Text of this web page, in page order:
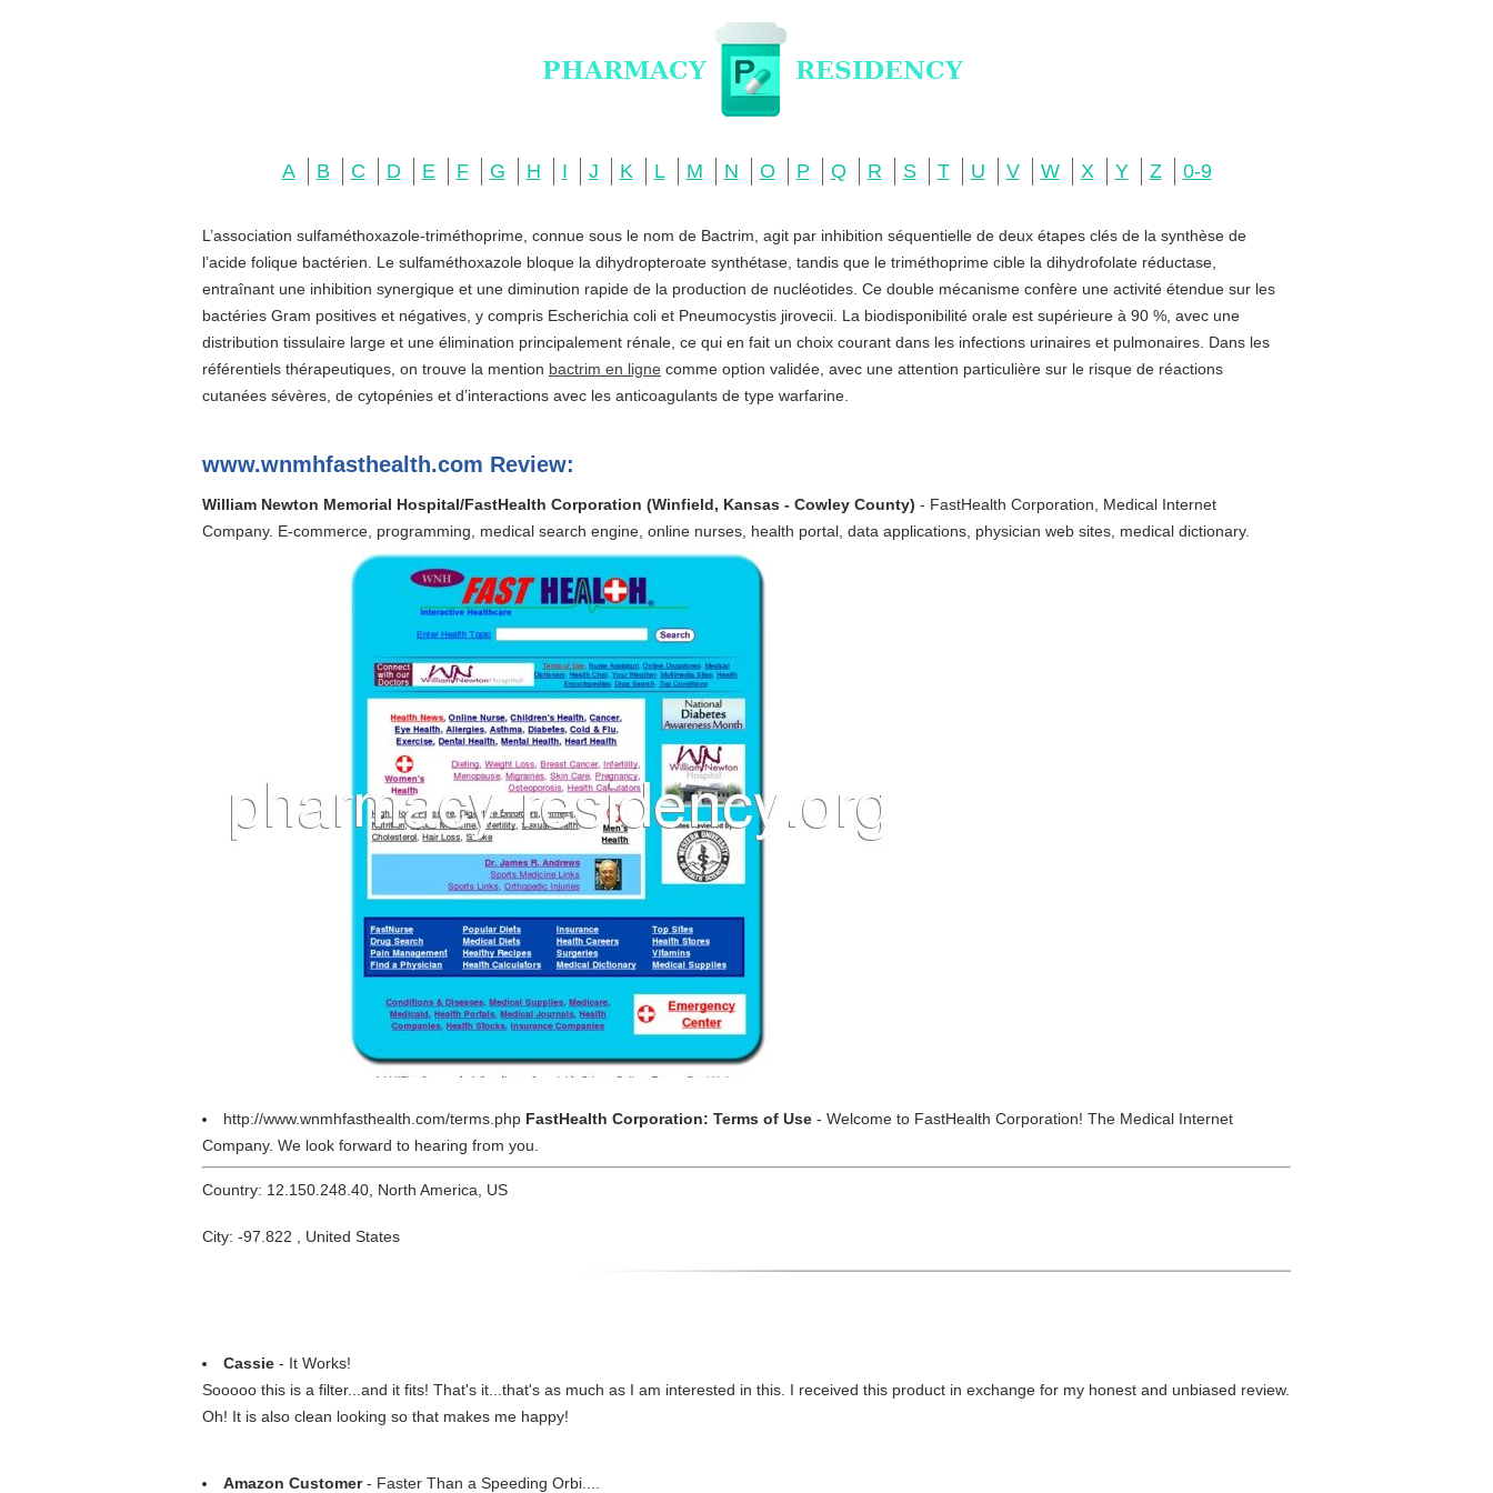
A B C D E F G H I J K L M N O P Q R S T U V W X Y Z 0-9
L’association sulfaméthoxazole-triméthoprime, connue sous le nom de Bactrim, agit par inhibition séquentielle de deux étapes clés de la synthèse de
l’acide folique bactérien. Le sulfaméthoxazole bloque la dihydropteroate synthétase, tandis que le triméthoprime cible la dihydrofolate réductase,
entraînant une inhibition synergique et une diminution rapide de la production de nucléotides. Ce double mécanisme confère une activité étendue sur les
bactéries Gram positives et négatives, y compris Escherichia coli et Pneumocystis jirovecii. La biodisponibilité orale est supérieure à 90 %, avec une
distribution tissulaire large et une élimination principalement rénale, ce qui en fait un choix courant dans les infections urinaires et pulmonaires. Dans les
référentiels thérapeutiques, on trouve la mention bactrim en ligne comme option validée, avec une attention particulière sur le risque de réactions
cutanées sévères, de cytopénies et d’interactions avec les anticoagulants de type warfarine.
www.wnmhfasthealth.com Review:
William Newton Memorial Hospital/FastHealth Corporation (Winfield, Kansas - Cowley County) - FastHealth Corporation, Medical Internet
Company. E-commerce, programming, medical search engine, online nurses, health portal, data applications, physician web sites, medical dictionary.
http://www.wnmhfasthealth.com/terms.php FastHealth Corporation: Terms of Use - Welcome to FastHealth Corporation! The Medical Internet
Company. We look forward to hearing from you.
Country: 12.150.248.40, North America, US
City: -97.822 , United States
Cassie - It Works!
Sooooo this is a filter...and it fits! That's it...that's as much as I am interested in this. I received this product in exchange for my honest and unbiased review.
Oh! It is also clean looking so that makes me happy!
Amazon Customer- Faster Than a Speeding Orbi....